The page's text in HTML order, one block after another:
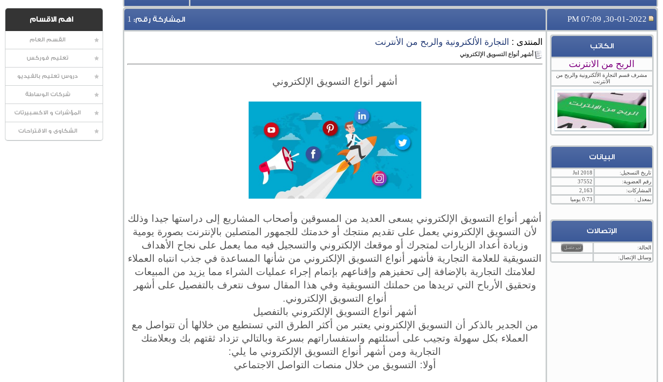
اهم الاقسام
القسم العام
تعليم فوركس
دروس تعليم بالفيديو
شركات الوساطة
المؤشرات و الاكسبيرتات
الشكاوى و الاقتراحات
30-01-2022, 07:09 PM المشاركة رقم: 1
الكاتب
الربح من الانترنت
مشرف قسم التجارة الألكترونية والربح من
الأنترنت
البيانات
تاريخ التسجيل:
Jul 2018
رقم العضوية:
37552
المشاركات:
2,163
بمعدل :
0.73 يوميا
الإتصالات
الحالة:
وسائل الإتصال:
المنتدى : التجارة الألكترونية والربح من الأنترنت
أشهر أنواع التسويق الإلكتروني
أشهر أنواع التسويق الإلكتروني
أشهر أنواع التسويق الإلكتروني يسعى العديد من المسوقين وأصحاب المشاريع إلى دراستها جيدا وذلك
لأن التسويق الإلكتروني يعمل على تقديم منتجك أو خدمتك للجمهور المتصلين بالإنترنت بصورة يومية
وزيادة أعداد الزيارات لمتجرك أو موقعك الإلكتروني والتسجيل فيه مما يعمل على نجاح الأهداف
التسويقية للعلامة التجارية فأشهر أنواع التسويق الإلكتروني من شأنها المساعدة في جذب انتباه العملاء
لعلامتك التجارية بالإضافة إلى تحفيزهم وإقناعهم بإتمام إجراء عمليات الشراء مما يزيد من المبيعات
وتحقيق الأرباح التي تريدها من حملتك التسويقية وفي هذا المقال سوف نتعرف بالتفصيل على أشهر
أنواع التسويق الإلكتروني.
أشهر أنواع التسويق الإلكتروني بالتفصيل
من الجدير بالذكر أن التسويق الإلكتروني يعتبر من أكثر الطرق التي تستطيع من خلالها أن تتواصل مع
العملاء بكل سهولة وتجيب على أسئلتهم واستفساراتهم بسرعة وبالتالي تزداد ثقتهم بك وبعلامتك
التجارية ومن أشهر أنواع التسويق الإلكتروني ما يلي:
أولا: التسويق من خلال منصات التواصل الاجتماعي